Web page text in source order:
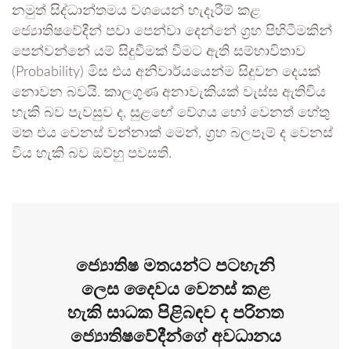
නමුත් සිද්ධාන්තමය වශයෙන් හැදෑරීම් කළ
ජ්‍යොතිෂවේදීන් පවා පෙන්වා දෙන්නේ ග්‍රහ පිහිටීමකින්
පෙන්වන්නේ යම් සිදුවීමක් වීමට ඇති සම්භාවිතාව
(Probability) මිස එය අනිවාර්යයෙන්ම සිදුවන දෙයක්
නොවන බවයි. කාලගුණ අනාවැකියක් වැස්ස ඇතිවිය
හැකි බව පැවසුව ද, සුළඟේ වේගය හෝ වෙනත් හේතු
මත එය වෙනස් වන්නාක් මෙන්, ග්‍රහ බලපෑම් ද වෙනස්
විය හැකි බව ඔව්හු පවසති.
ජ්‍යොතිෂ මතයන්ට පටහැනි
ලෙස දෛවය වෙනස් කළ
හැකි සාධක පිළිබඳව ද පරිනත
ජ්‍යොතිෂවේදීන්ගේ අවධානය